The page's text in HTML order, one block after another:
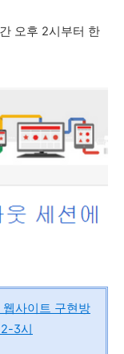
오후 2시부터 한
사이트 구현방
3시